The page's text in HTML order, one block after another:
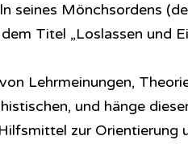
seines Mönchsordens
Titel „Loslassen und
Lehrmeinungen,
und hänge
zur Orientierung